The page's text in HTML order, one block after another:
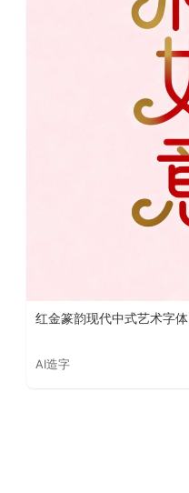
红金篆韵现代中式艺术字体
AI造字